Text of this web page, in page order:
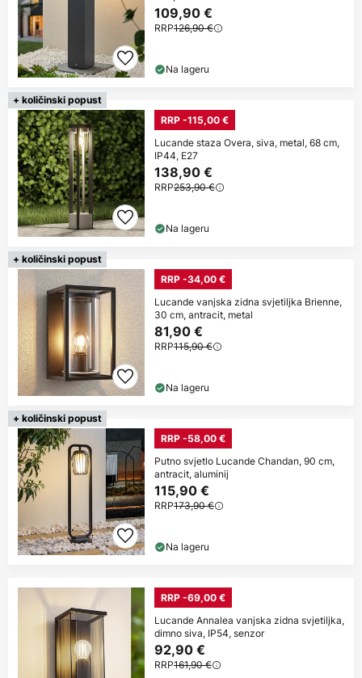
109,90 €
RRP126,90 €
Na lageru
+ količinski popust
RRP -115,00 €
Lucande staza Overa, siva, metal, 68 cm,
IP44, E27
138,90 €
RRP253,90 €
Na lageru
+ količinski popust
RRP -34,00 €
Lucande vanjska zidna svjetiljka Brienne,
30 cm, antracit, metal
81,90 €
RRP115,90 €
Na lageru
+ količinski popust
RRP -58,00 €
Putno svjetlo Lucande Chandan, 90 cm,
antracit, aluminij
115,90 €
RRP173,90 €
Na lageru
RRP -69,00 €
Lucande Annalea vanjska zidna svjetiljka,
dimno siva, IP54, senzor
92,90 €
RRP161,90 €